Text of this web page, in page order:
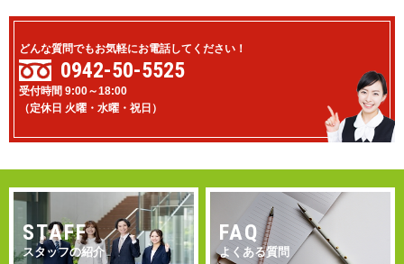
どんな質問でもお気軽にお電話してください！
0942-50-5525
受付時間 9:00～18:00
（定休日 火曜・水曜・祝日）
STAFF
スタッフの紹介
FAQ
よくある質問